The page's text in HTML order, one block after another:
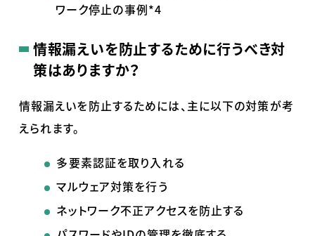
ワーク停止の事例*4
情報漏えいを防止するために行うべき対
策はありますか？
情報漏えいを防止するためには、主に以下の対策が考
えられます。
多要素認証を取り入れる
マルウェア対策を行う
ネットワーク不正アクセスを防止する